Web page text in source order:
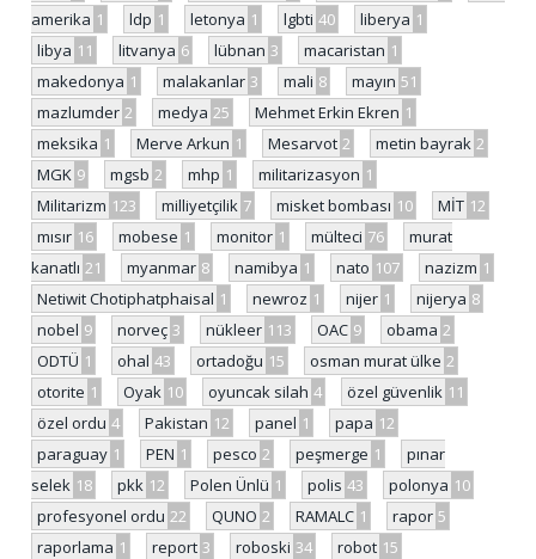
amerika 1 ldp 1 letonya 1 lgbti 40 liberya 1
libya 11 litvanya 6 lübnan 3 macaristan 1
makedonya 1 malakanlar 3 mali 8 mayın 51
mazlumder 2 medya 25 Mehmet Erkin Ekren 1
meksika 1 Merve Arkun 1 Mesarvot 2 metin bayrak 2
MGK 9 mgsb 2 mhp 1 militarizasyon 1
Militarizm 123 milliyetçilik 7 misket bombası 10 MİT 12
mısır 16 mobese 1 monitor 1 mülteci 76
murat
kanatlı 21 myanmar 8 namibya 1 nato 107 nazizm 1
Netiwit Chotiphatphaisal 1 newroz 1 nijer 1 nijerya 8
nobel 9 norveç 3 nükleer 113 OAC 9 obama 2
ODTÜ 1 ohal 43 ortadoğu 15 osman murat ülke 2
otorite 1 Oyak 10 oyuncak silah 4 özel güvenlik 11
özel ordu 4 Pakistan 12 panel 1 papa 12
paraguay 1 PEN 1 pesco 2 peşmerge 1
pınar
selek 18 pkk 12 Polen Ünlü 1 polis 43 polonya 10
profesyonel ordu 22 QUNO 2 RAMALC 1 rapor 5
raporlama 1 report 3 roboski 34 robot 15